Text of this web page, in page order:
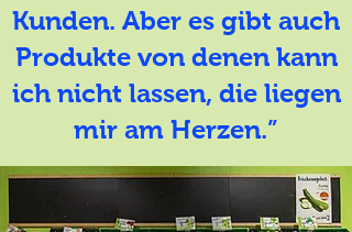
Kunden. Aber es gibt auch
Produkte von denen kann
ich nicht lassen, die liegen
mir am Herzen.”